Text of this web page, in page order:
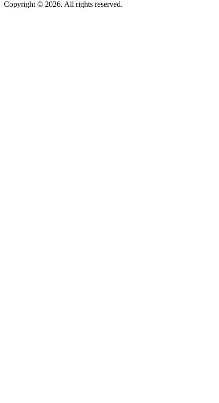
Copyright © 2026. All rights reserved.